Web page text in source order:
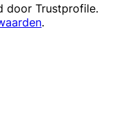
door Trustprofile.
.